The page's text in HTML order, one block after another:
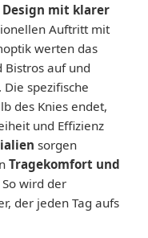
Design mit klarer
Auftritt mit
werten das
auf und
spezifische
des Knies endet,
und Effizienz
sorgen
Tragekomfort und
wird der
der jeden Tag aufs